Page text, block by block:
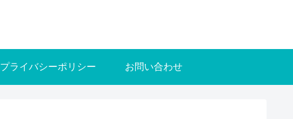
プライバシーポリシー お問い合わせ